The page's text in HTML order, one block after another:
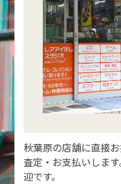
秋葉原の店舗に直接
査定・お支払いしま
迎です。